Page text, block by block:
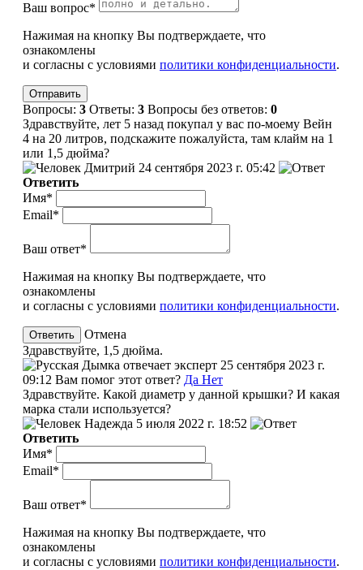
Ваш вопрос*
Нажимая на кнопку Вы подтверждаете, что
ознакомлены
и согласны с условиями политики конфиденциальности.
Вопросы: 3 Ответы: 3 Вопросы без ответов: 0
Здравствуйте, лет 5 назад покупал у вас по-моему Вейн
4 на 20 литров, подскажите пожалуйста, там клайм на 1
или 1,5 дюйма?
Дмитрий 24 сентября 2023 г. 05:42
Ответить
Имя*
Email*
Ваш ответ*
Нажимая на кнопку Вы подтверждаете, что
ознакомлены
и согласны с условиями политики конфиденциальности.
Отмена
Здравствуйте, 1,5 дюйма.
эксперт 25 сентября 2023 г.
09:12 Вам помог этот ответ? Да Нет
Здравствуйте. Какой диаметр у данной крышки? И какая
марка стали используется?
Надежда 5 июля 2022 г. 18:52
Ответить
Имя*
Email*
Ваш ответ*
Нажимая на кнопку Вы подтверждаете, что
ознакомлены
и согласны с условиями политики конфиденциальности.